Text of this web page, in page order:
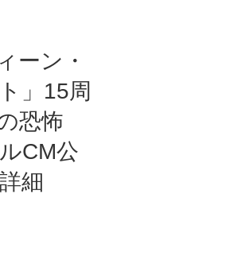
ーン・
」15周
恐怖
CM公
細